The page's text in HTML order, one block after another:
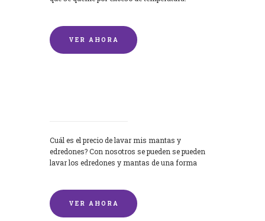
VER AHORA
Cuál es el precio de lavar mis mantas y
edredones? Con nosotros se pueden se pueden
lavar los edredones y mantas de una forma
VER AHORA